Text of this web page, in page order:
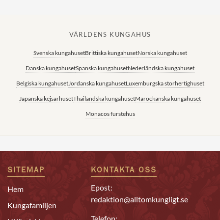
VÄRLDENS KUNGAHUS
Svenska kungahusetBrittiska kungahusetNorska kungahuset
Danska kungahusetSpanska kungahusetNederländska kungahuset
Belgiska kungahusetJordanska kungahusetLuxemburgska storhertighuset
Japanska kejsarhusetThailändska kungahusetMarockanska kungahuset
Monacos furstehus
SITEMAP
Hem
Kungafamiljen
KONTAKTA OSS
Epost:
redaktion@alltomkungligt.se